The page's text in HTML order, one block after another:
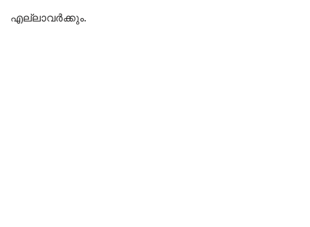
എല്ലാവർക്കും.